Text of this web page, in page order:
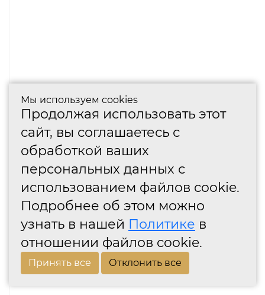
Мы используем cookies
Продолжая использовать этот
сайт, вы соглашаетесь с
обработкой ваших
персональных данных с
использованием файлов cookie.
Подробнее об этом можно
узнать в нашей Политике в
отношении файлов cookie.
Принять все Отклонить все